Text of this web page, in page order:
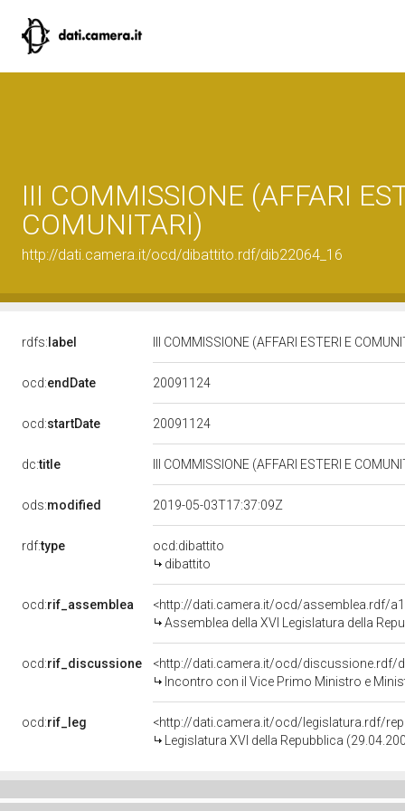
III COMMISSIONE (AFFARI
COMUNITARI)
http://dati.camera.it/ocd/dibattito.rdf/dib22064_16
rdfs: label III COMMISSIONE (AFFARI ESTERI E
ocd:endDate 20091124
ocd:startDate 20091124
dc:title III COMMISSIONE (AFFARI ESTERI E
ods:modified 2019-05-03T17:37:09Z
rdf:type
ocd:dibattito
dibattito
ocd:rif_assemblea
<http://dati.camera.it/ocd/assemblea.rdf/
Assemblea della XVI Legislatura della
ocd:rif_discussione
<http://dati.camera.it/ocd/discussione.rdf/
Incontro con il Vice Primo Ministro e
ocd:rif_leg
<http://dati.camera.it/ocd/legislatura.rdf/
Legislatura XVI della Repubblica